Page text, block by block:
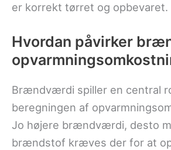
er korrekt tørret og opbevaret.
Hvordan påvirker
Brændværdi spiller en central
beregningen af
Jo højere brændværdi, desto
brændstof kræves der for at